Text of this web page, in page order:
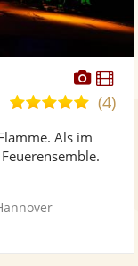
5,0
5
(4)
Als im